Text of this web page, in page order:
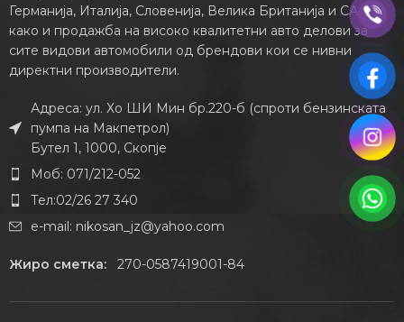
Германија, Италија, Словенија, Велика Британија и САД,
како и продажба на високо квалитетни авто делови за
сите видови автомобили од брендови кои се нивни
директни производители.
Адреса: ул. Хо ШИ Мин бр.220-б (спроти бензинската
пумпа на Макпетрол)
Бутел 1, 1000, Скопје
Моб: 071/212-052
Тел:02/26 27 340
e-mail: nikosan_jz@yahoo.com
Жиро сметка:270-0587419001-84